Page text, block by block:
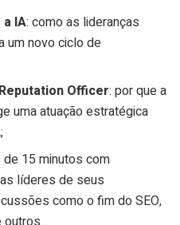
IA: como as lideranças
um novo ciclo de
Officer: por que a
uma atuação estratégica
15 minutos com
líderes de seus
como o fim do SEO,